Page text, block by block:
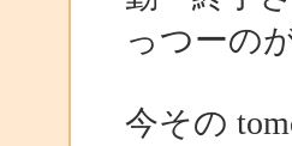
っつーの
今その